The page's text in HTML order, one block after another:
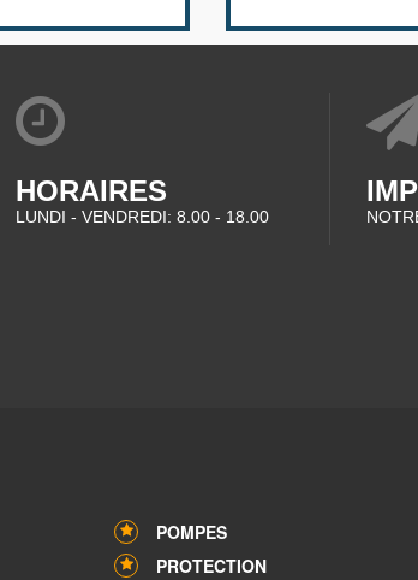
HORAIRES
LUNDI - VENDREDI: 8.00 - 18.00
POMPES
PROTECTION